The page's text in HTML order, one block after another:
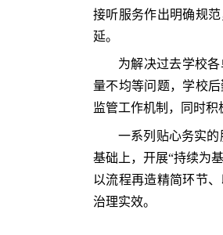
接听服务作出明确规
延。
为解决过去学校
量不均等问题，学校
监管工作机制，同时积
一系列贴心务实的
基础上，开展“持续为
以流程再造精简环节
治理实效。